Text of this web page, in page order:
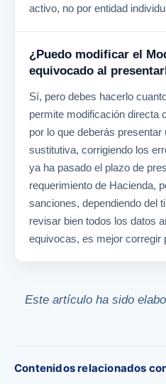
activo, no por entidad
¿Puedo modificar el
equivocado al
Sí, pero debes hacerlo
permite modificación directa
por lo que deberás presentar
sustitutiva, corrigiendo los
ya ha pasado el plazo de
requerimiento de Hacienda,
sanciones, dependiendo del
revisar bien todos los datos
equivocas, es mejor corregir
Este artículo ha sido
Contenidos relacionados